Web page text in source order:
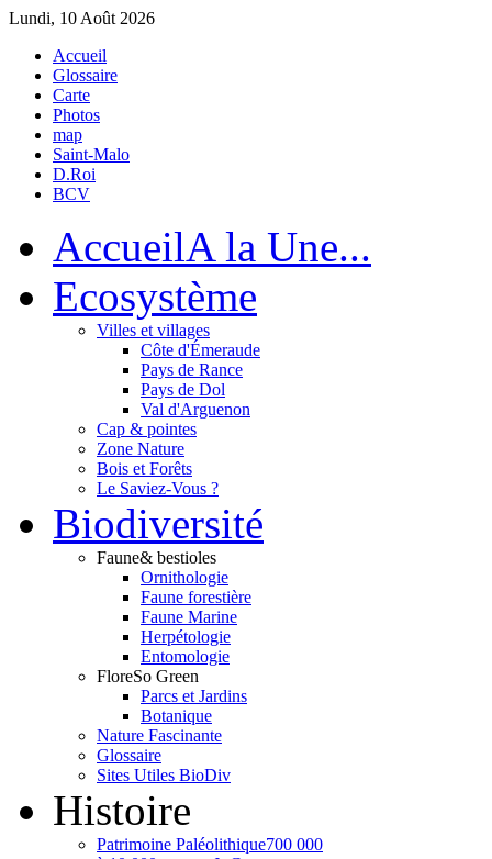
Lundi, 10 Août 2026
Accueil
Glossaire
Carte
Photos
map
Saint-Malo
D.Roi
BCV
AccueilA la Une...
Ecosystème
Villes et villages
Côte d'Émeraude
Pays de Rance
Pays de Dol
Val d'Arguenon
Cap & pointes
Zone Nature
Bois et Forêts
Le Saviez-Vous ?
Biodiversité
Faune& bestioles
Ornithologie
Faune forestière
Faune Marine
Herpétologie
Entomologie
FloreSo Green
Parcs et Jardins
Botanique
Nature Fascinante
Glossaire
Sites Utiles BioDiv
Histoire
Patrimoine Paléolithique700 000